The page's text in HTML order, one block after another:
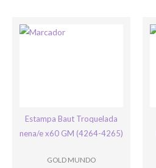
Estampa Baut Troquelada
nena/e x60 GM (4264-4265)
GOLD MUNDO